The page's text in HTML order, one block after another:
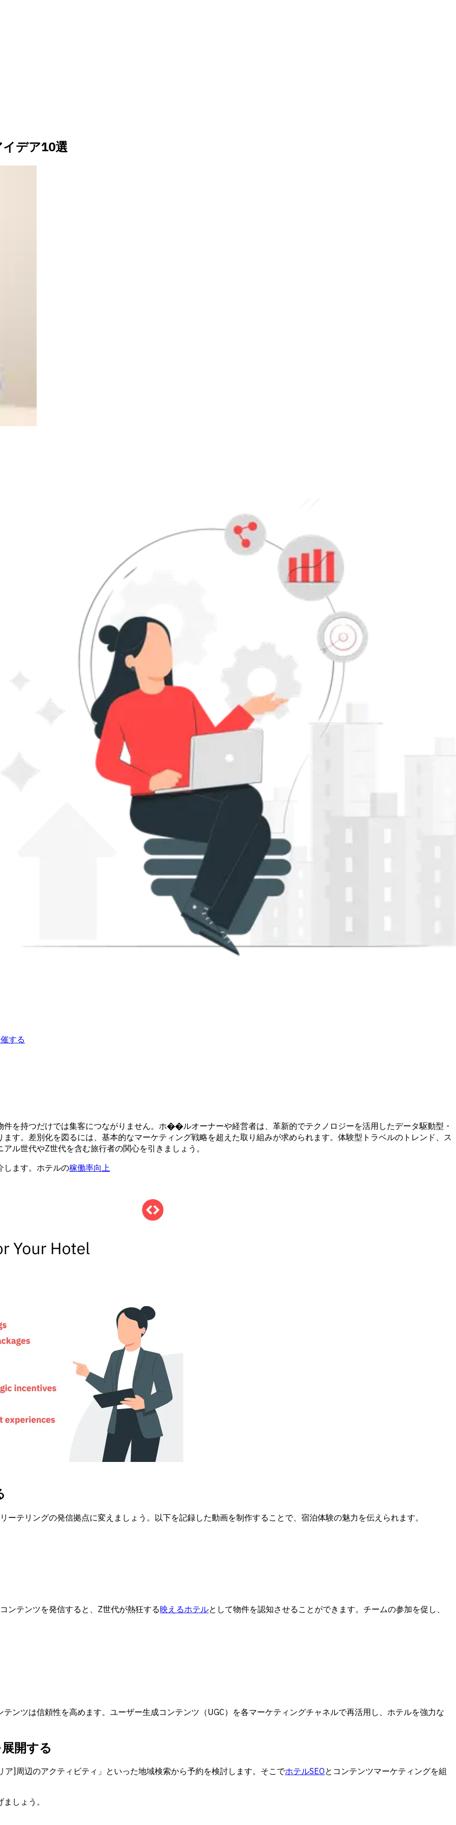
デア10選
する
を持つだけでは集客につながりません。ホ��ルオーナーや経営者は、革新的でテクノロジーを活用したデータ駆動型・
す。差別化を図るには、基本的なマーケティング戦略を超えた取り組みが求められます。 体験型トラベルのトレンド 、ス
ル世代やZ世代を含む旅行者の関心を引きましょう。
します。ホテルの稼働率向上
テリングの発信拠点に変えましょう。以下を記録した動画を制作することで、宿泊体験の魅力を伝えられます。
ンテンツを発信すると、Z世代が熱狂する映えるホテルとして物件を認知させることができます。チームの参加を促し、
ンツは信頼性を高めます。ユーザー生成コンテンツ（UGC）を各マーケティングチャネルで再活用し、ホテルを強力な
開する
]周辺のアクティビティ」といった地域検索から予約を検討します。そこでホテルSEOとコンテンツマーケティングを組
しょう。